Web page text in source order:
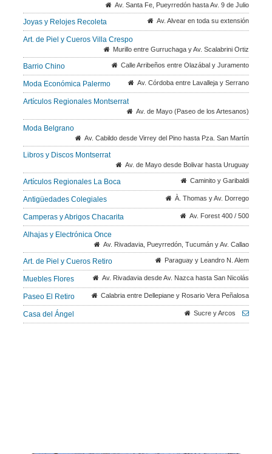
Av. Santa Fe, Pueyrredón hasta Av. 9 de Julio
Joyas y Relojes Recoleta Av. Alvear en toda su extensión
Art. de Piel y Cueros Villa Crespo
Murillo entre Gurruchaga y Av. Scalabrini Ortiz
Barrio Chino Calle Arribeños entre Olazábal y Juramento
Moda Económica Palermo Av. Córdoba entre Lavalleja y Serrano
Artículos Regionales Montserrat
Av. de Mayo (Paseo de los Artesanos)
Moda Belgrano
Av. Cabildo desde Virrey del Pino hasta Pza. San Martín
Libros y Discos Montserrat
Av. de Mayo desde Bolivar hasta Uruguay
Artículos Regionales La Boca Caminito y Garibaldi
Antigüedades Colegiales À. Thomas y Av. Dorrego
Camperas y Abrigos Chacarita Av. Forest 400 / 500
Alhajas y Electrónica Once
Av. Rivadavia, Pueyrredón, Tucumán y Av. Callao
Art. de Piel y Cueros Retiro Paraguay y Leandro N. Alem
Muebles Flores Av. Rivadavia desde Av. Nazca hasta San Nicolás
Paseo El Retiro Calabria entre Dellepiane y Rosario Vera Peñalosa
Casa del Ángel Sucre y Arcos